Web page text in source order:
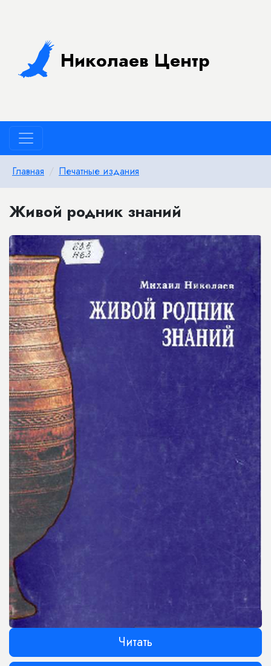
Николаев Центр
Главная Печатные издания
Живой родник знаний
Читать